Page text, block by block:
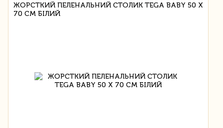
ЖОРСТКИЙ ПЕЛЕНАЛЬНИЙ СТОЛИК TEGA BABY 50 Х
70 СМ БІЛИЙ